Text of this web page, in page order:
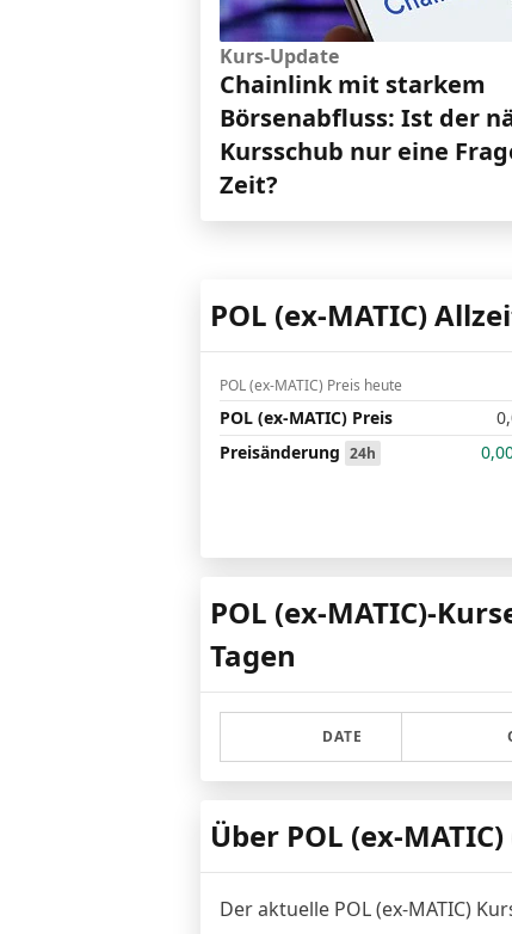
Kurs-Update
Chainlink mit starkem
Börsenabfluss: Ist der
Kursschub nur eine
Zeit?
POL (ex-MATIC)
POL (ex-MATIC) Preis heute
POL (ex-MATIC) Preis
Preisänderung 24h
POL (ex-MATIC)-
Tagen
DATE
Über POL (ex-MATIC)
Der aktuelle POL (ex-MATIC)